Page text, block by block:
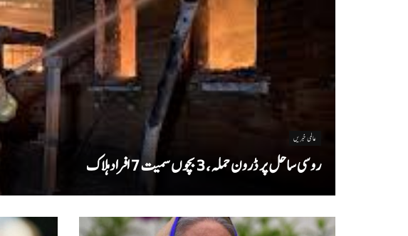
عالمی خبریں
روسی ساحل پر ڈرون حملہ، 3 بچوں سمیت 7 افراد ہلاک